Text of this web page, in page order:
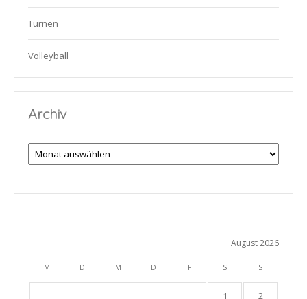
Turnen
Volleyball
Archiv
Archiv
August 2026
M D M D F S S
1 2